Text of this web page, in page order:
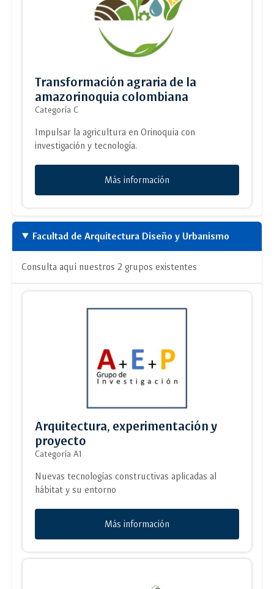
Transformación agraria de la
amazorinoquia colombiana
Categoría C
Impulsar la agricultura en Orinoquia con
investigación y tecnología.
Más información
Facultad de Arquitectura Diseño y Urbanismo
Consulta aquí nuestros 2 grupos existentes
Arquitectura, experimentación y
proyecto
Categoría A1
Nuevas tecnologías constructivas aplicadas al
hábitat y su entorno
Más información